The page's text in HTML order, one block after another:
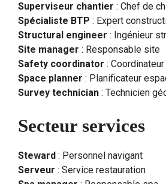
Superviseur chantier : Chef de
Spécialiste BTP : Expert
Structural engineer : Ingénieur
Site manager : Responsable site
Safety coordinator :
Space planner : Planificateur
Survey technician : Technicien
Secteur services
Steward : Personnel navigant
Serveur : Service restauration